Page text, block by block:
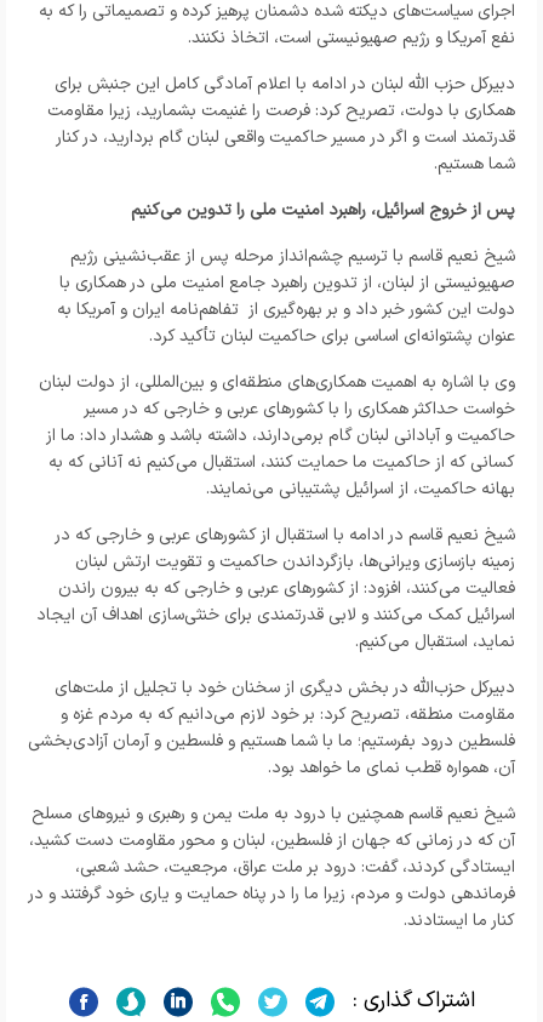
اجرای سیاست‌های دیکته شده دشمنان پرهیز کرده و تصمیماتی را که به
نفع آمریکا و رژیم صهیونیستی است، اتخاذ نکنند.
دبیرکل حزب الله لبنان در ادامه با اعلام آمادگی کامل این جنبش برای
همکاری با دولت، تصریح کرد: فرصت را غنیمت بشمارید، زیرا مقاومت
قدرتمند است و اگر در مسیر حاکمیت واقعی لبنان گام بردارید، در کنار
شما هستیم.
پس از خروج اسرائیل، راهبرد امنیت ملی را تدوین می‌کنیم
شیخ نعیم قاسم با ترسیم چشم‌انداز مرحله پس از عقب‌نشینی رژیم
صهیونیستی از لبنان، از تدوین راهبرد جامع امنیت ملی در همکاری با
دولت این کشور خبر داد و بر بهره‌گیری از تفاهم‌نامه ایران و آمریکا به
عنوان پشتوانه‌ای اساسی برای حاکمیت لبنان تأکید کرد.
وی با اشاره به اهمیت همکاری‌های منطقه‌ای و بین‌المللی، از دولت لبنان
خواست حداکثر همکاری را با کشورهای عربی و خارجی که در مسیر
حاکمیت و آبادانی لبنان گام برمی‌دارند، داشته باشد و هشدار داد: ما از
کسانی که از حاکمیت ما حمایت کنند، استقبال می‌کنیم نه آنانی که به
بهانه حاکمیت، از اسرائیل پشتیبانی می‌نمایند.
شیخ نعیم قاسم در ادامه با استقبال از کشورهای عربی و خارجی که در
زمینه بازسازی ویرانی‌ها، بازگرداندن حاکمیت و تقویت ارتش لبنان
فعالیت می‌کنند، افزود: از کشورهای عربی و خارجی که به بیرون راندن
اسرائیل کمک می‌کنند و لابی قدرتمندی برای خنثی‌سازی اهداف آن ایجاد
نماید، استقبال می‌کنیم.
دبیرکل حزب‌الله در بخش دیگری از سخنان خود با تجلیل از ملت‌های
مقاومت منطقه، تصریح کرد: بر خود لازم می‌دانیم که به مردم غزه و
فلسطین درود بفرستیم؛ ما با شما هستیم و فلسطین و آرمان آزادی‌بخشی
آن، همواره قطب نمای ما خواهد بود.
شیخ نعیم قاسم همچنین با درود به ملت یمن و رهبری و نیروهای مسلح
آن که در زمانی که جهان از فلسطین، لبنان و محور مقاومت دست کشید،
ایستادگی کردند، گفت: درود بر ملت عراق، مرجعیت، حشد شعبی،
فرماندهی دولت و مردم، زیرا ما را در پناه حمایت و یاری خود گرفتند و در
کنار ما ایستادند.
اشتراک گذاری :